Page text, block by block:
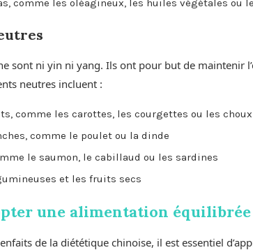
comme les oléagineux, les huiles végétales ou
sont ni yin ni yang. Ils ont pour but de maintenir
neutres incluent :
comme les carottes, les courgettes ou les choux
comme le poulet ou la dinde
le saumon, le cabillaud ou les sardines
et les fruits secs
une alimentation équilibrée
de la diététique chinoise, il est essentiel